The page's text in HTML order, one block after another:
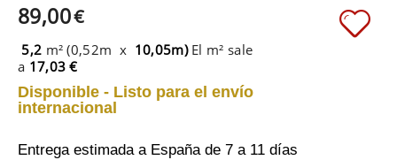
89,00€
5,2 m² (0,52m x 10,05m) El m² sale
a 17,03 €
Disponible - Listo para el envío
internacional
Entrega estimada a España de 7 a 11 días